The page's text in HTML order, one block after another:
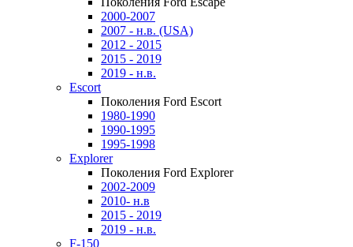
2000-2007
2007 - н.в. (USA)
2012 - 2015
2015 - 2019
2019 - н.в.
Escort
Поколения Ford Escort
1980-1990
1990-1995
1995-1998
Explorer
Поколения Ford Explorer
2002-2009
2010- н.в
2015 - 2019
2019 - н.в.
F-150